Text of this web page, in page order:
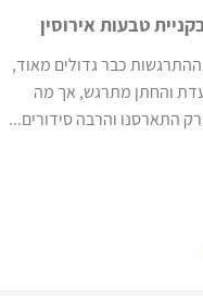
טבעות אירוסין
כבר גדולים מאוד,
והחתן מתרגש, אך מה
התארסנו והרבה סידורים...